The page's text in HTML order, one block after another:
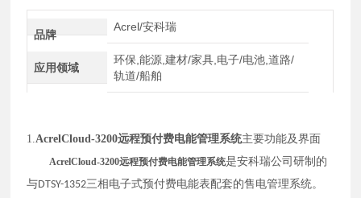
品牌
Acrel/安科瑞
应用领域
环保,能源,建材/家具,电子/电池,道路/
轨道/船舶
1. AcrelCloud-3200远程预付费电能管理系统主要功能及界面
AcrelCloud-3200远程预付费电能管理系统是安科瑞公司研制的
与DTSY-1352三相电子式预付费电能表配套的售电管理系统。